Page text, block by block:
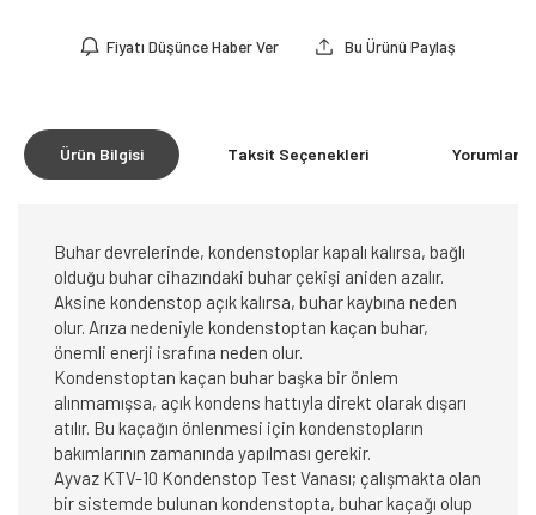
Fiyatı Düşünce Haber Ver Bu Ürünü Paylaş
Ürün Bilgisi Taksit Seçenekleri Yorumlar
Buhar devrelerinde, kondenstoplar kapalı kalırsa, bağlı
olduğu buhar cihazındaki buhar çekişi aniden azalır.
Aksine kondenstop açık kalırsa, buhar kaybına neden
olur. Arıza nedeniyle kondenstoptan kaçan buhar,
önemli enerji israfına neden olur.
Kondenstoptan kaçan buhar başka bir önlem
alınmamışsa, açık kondens hattıyla direkt olarak dışarı
atılır. Bu kaçağın önlenmesi için kondenstopların
bakımlarının zamanında yapılması gerekir.
Ayvaz KTV-10 Kondenstop Test Vanası; çalışmakta olan
bir sistemde bulunan kondenstopta, buhar kaçağı olup